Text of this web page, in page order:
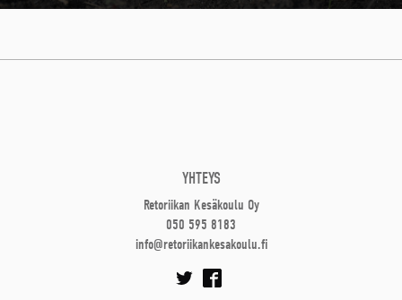
YHTEYS
Retoriikan Kesäkoulu Oy
050 595 8183
info@retoriikankesakoulu.fi